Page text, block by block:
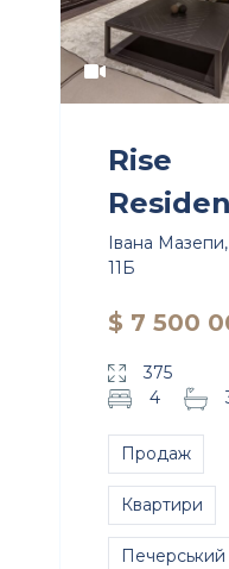
Rise
Івана Мазепи,
11Б
$ 7 500
375
4
Продаж
Квартири
Печерський